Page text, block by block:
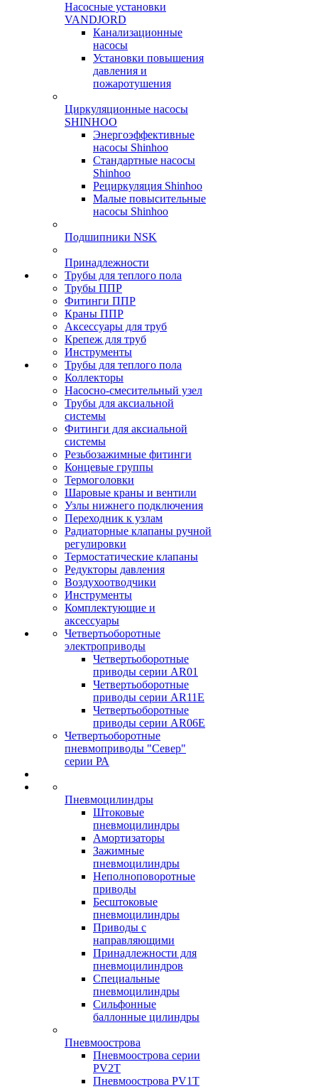
Насосные установки
VANDJORD
Канализационные
насосы
Установки повышения
давления и
пожаротушения
Циркуляционные насосы
SHINHOO
Энергоэффективные
насосы Shinhoo
Стандартные насосы
Shinhoo
Рециркуляция Shinhoo
Малые повысительные
насосы Shinhoo
Подшипники NSK
Принадлежности
Трубы для теплого пола
Трубы ППР
Фитинги ППР
Краны ППР
Аксессуары для труб
Крепеж для труб
Инструменты
Трубы для теплого пола
Коллекторы
Насосно-смесительный узел
Трубы для аксиальной
системы
Фитинги для аксиальной
системы
Резьбозажимные фитинги
Концевые группы
Термоголовки
Шаровые краны и вентили
Узлы нижнего подключения
Переходник к узлам
Радиаторные клапаны ручной
регулировки
Термостатические клапаны
Редукторы давления
Воздухоотводчики
Инструменты
Комплектующие и
аксессуары
Четвертьоборотные
электроприводы
Четвертьоборотные
приводы серии AR01
Четвертьоборотные
приводы серии AR11E
Четвертьоборотные
приводы серии AR06E
Четвертьоборотные
пневмоприводы "Север"
серии РА
Пневмоцилиндры
Штоковые
пневмоцилиндры
Амортизаторы
Зажимные
пневмоцилиндры
Неполноповоротные
приводы
Бесштоковые
пневмоцилиндры
Приводы с
направляющими
Принадлежности для
пневмоцилиндров
Специальные
пневмоцилиндры
Сильфонные
баллонные цилиндры
Пневмоострова
Пневмоострова серии
PV2T
Пневмоострова PV1T